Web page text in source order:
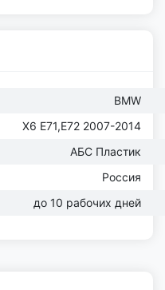
BMW
X6 E71,E72 2007-2014
АБС Пластик
Россия
до 10 рабочих дней